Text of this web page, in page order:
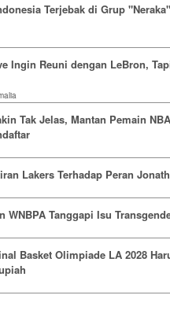
Terjebak di Grup
Ingin Reuni dengan LeBron,
Tak Jelas, Mantan Pemain
Lakers Terhadap Peran
WNBPA Tanggapi Isu
Basket Olimpiade LA 2028